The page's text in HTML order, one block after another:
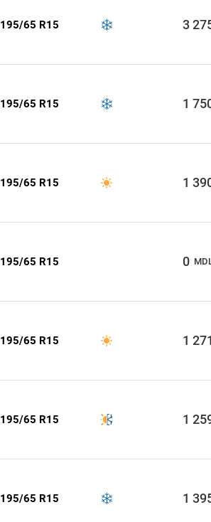
195/65 R15 3
195/65 R15 1
195/65 R15 1
195/65 R15 0
195/65 R15 1 271
195/65 R15 1
195/65 R15 1